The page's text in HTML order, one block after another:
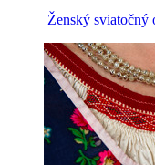
Ženský sviatočný